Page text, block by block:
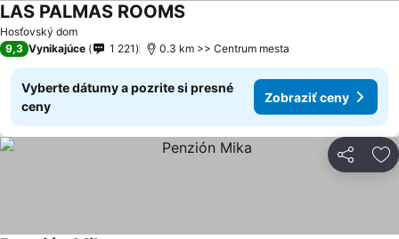
Hosťovský dom
LAS PALMAS ROOMS
9,3 Vynikajúce 1 221 0.3 km >> Centrum mesta
Vyberte dátumy a pozrite si presné
ceny
Zobraziť ceny
Zdieľať